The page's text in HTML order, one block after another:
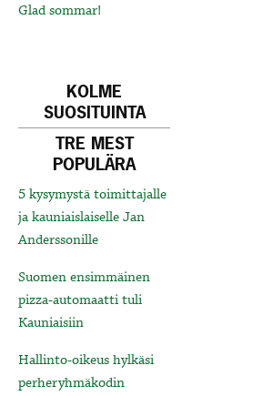
Glad sommar!
KOLME
SUOSITUINTA
TRE MEST
POPULÄRA
5 kysymystä toimittajalle
ja kauniaislaiselle Jan
Anderssonille
Suomen ensimmäinen
pizza-automaatti tuli
Kauniaisiin
Hallinto-oikeus hylkäsi
perheryhmäkodin